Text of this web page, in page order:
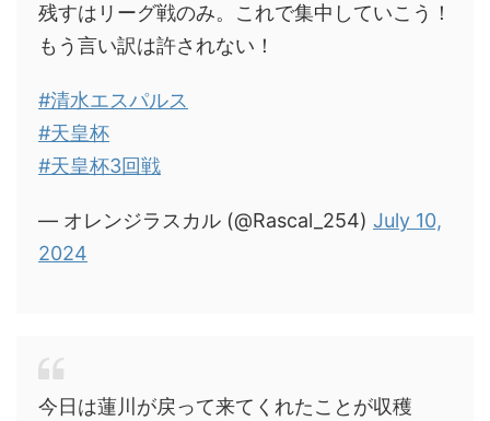
残すはリーグ戦のみ。これで集中していこう！
もう言い訳は許されない！
#清水エスパルス
#天皇杯
#天皇杯3回戦
— オレンジラスカル (@Rascal_254) July 10,
2024
今日は蓮川が戻って来てくれたことが収穫